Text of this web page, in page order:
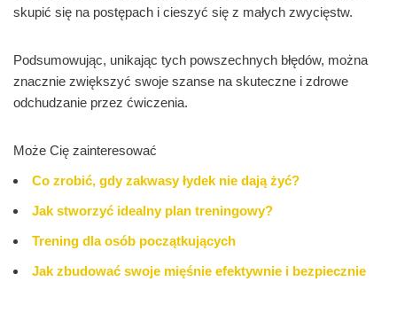
skupić się na postępach i cieszyć się z małych zwycięstw.
Podsumowując, unikając tych powszechnych błędów, można
znacznie zwiększyć swoje szanse na skuteczne i zdrowe
odchudzanie przez ćwiczenia.
Może Cię zainteresować
Co zrobić, gdy zakwasy łydek nie dają żyć?
Jak stworzyć idealny plan treningowy?
Trening dla osób początkujących
Jak zbudować swoje mięśnie efektywnie i bezpiecznie